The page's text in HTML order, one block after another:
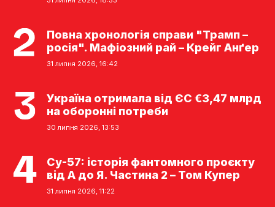
Повна хронологія справи "Трамп –
росія". Мафіозний рай – Крейг Анґер
31 липня 2026, 16:42
Україна отримала від ЄС €3,47 млрд
на оборонні потреби
30 липня 2026, 13:53
Су-57: історія фантомного проєкту
від А до Я. Частина 2 – Том Купер
31 липня 2026, 11:22